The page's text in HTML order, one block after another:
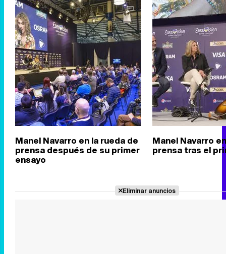
Manel Navarro en la rueda de
prensa después de su primer
ensayo
Manel Navarro
prensa tras el
Eliminar anuncios